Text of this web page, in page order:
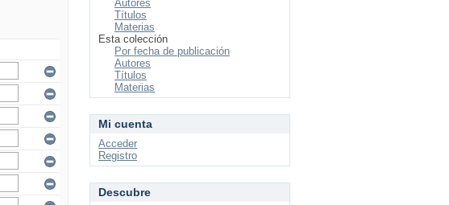
Autores
Títulos
Materias
Esta colección
Por fecha de publicación
Autores
Títulos
Materias
Mi cuenta
Acceder
Registro
Descubre